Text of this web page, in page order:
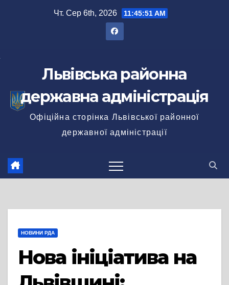
Чт. Сер 6th, 2026 11:45:52 AM
Львівська районна
державна адміністрація
Офіційна сторінка Львівської районної
державної адміністрації
НОВИНИ РДА
Нова ініціатива на